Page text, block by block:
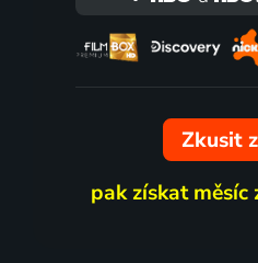
Zkusit
pak získat měsíc